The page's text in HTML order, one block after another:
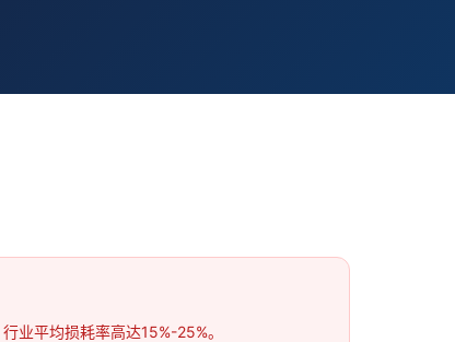
业平均损耗率高达15%-25%。